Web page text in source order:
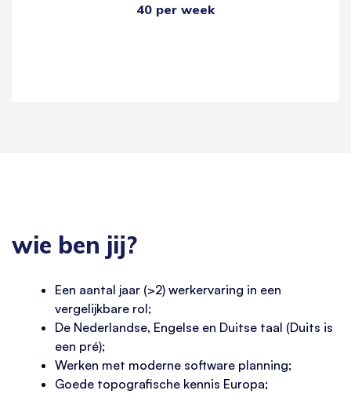
40 per week
wie ben jij?
Een aantal jaar (>2) werkervaring in een
vergelijkbare rol;
De Nederlandse, Engelse en Duitse taal (Duits is
een pré);
Werken met moderne software planning;
Goede topografische kennis Europa;